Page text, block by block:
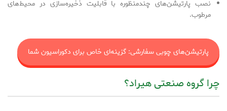
نصب پارتیشن‌های چندمنظوره با قابلیت ذخیره‌سازی در محیط‌های
مرطوب.
پارتیشن‌های چوبی سفارشی: گزینه‌ای خاص برای دکوراسیون شما
چرا گروه صنعتی هیراد؟